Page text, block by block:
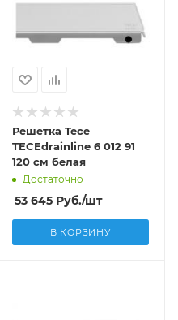
Решетка Tece
TECEdrainline 6 012 91
120 см белая
Достаточно
53 645Руб./шт
В КОРЗИНУ